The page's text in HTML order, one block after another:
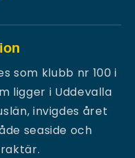
som klubb nr 100 i
ligger i Uddevalla
invigdes året
seaside och